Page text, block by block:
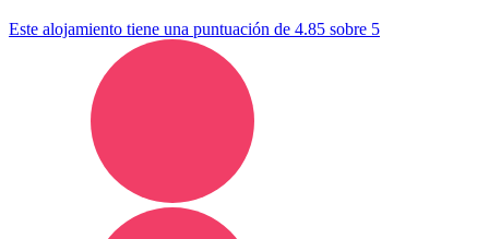
Este alojamiento tiene una puntuación de 4.85 sobre 5